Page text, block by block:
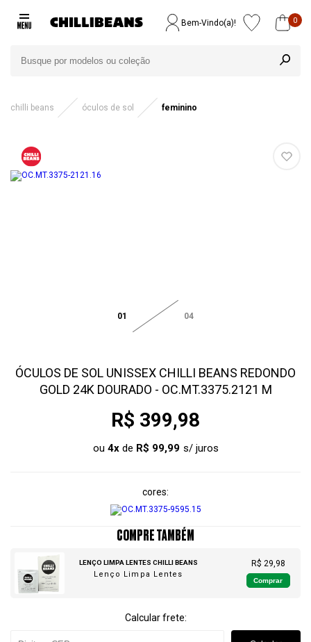
Bem-Vindo(a)! 0
chilli beans óculos de sol feminino
01 04
ÓCULOS DE SOL UNISSEX CHILLI BEANS REDONDO
GOLD 24K DOURADO - OC.MT.3375.2121 M
R$ 399,98
ou 4xde R$ 99,99
cores
COMPRE TAMBÉM
LENÇO LIMPA LENTES CHILLI BEANS
Lenço Limpa Lentes
R$ 29,98
Comprar
Calcular frete: